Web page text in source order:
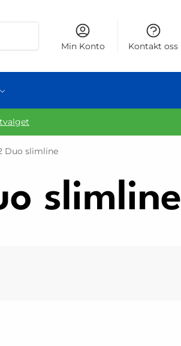
Min Konto Kontakt oss
Duo slimline
slimline